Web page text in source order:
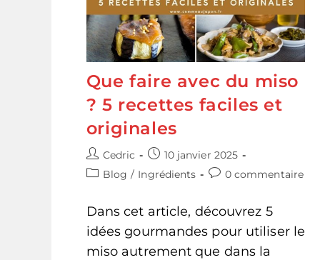
Que faire avec du miso
? 5 recettes faciles et
originales
Auteur/autrice
de
Cedric
Publication
publiée :
10 janvier 2025
PostBlog / Ingrédients
Commentaires
la
publication :
0 commentaire
Dans cet article, découvrez 5
idées gourmandes pour utiliser le
miso autrement que dans la